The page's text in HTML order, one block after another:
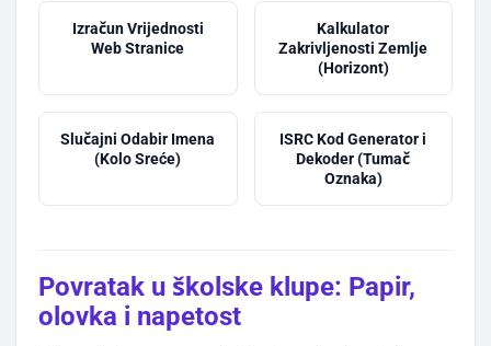
Izračun Vrijednosti
Web Stranice
Kalkulator
Zakrivljenosti Zemlje
(Horizont)
Slučajni Odabir Imena
(Kolo Sreće)
ISRC Kod Generator i
Dekoder (Tumač
Oznaka)
Povratak u školske klupe: Papir,
olovka i napetost